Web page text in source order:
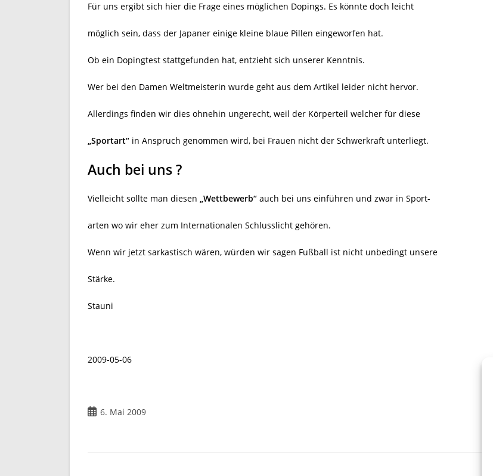
Für uns ergibt sich hier die Frage eines möglichen Dopings. Es könnte doch leicht
möglich sein, dass der Japaner einige kleine blaue Pillen eingeworfen hat.
Ob ein Dopingtest stattgefunden hat, entzieht sich unserer Kenntnis.
Wer bei den Damen Weltmeisterin wurde geht aus dem Artikel leider nicht hervor.
Allerdings finden wir dies ohnehin ungerecht, weil der Körperteil welcher für diese
„Sportart“ in Anspruch genommen wird, bei Frauen nicht der Schwerkraft unterliegt.
Auch bei uns ?
Vielleicht sollte man diesen „Wettbewerb“ auch bei uns einführen und zwar in Sport-
arten wo wir eher zum Internationalen Schlusslicht gehören.
Wenn wir jetzt sarkastisch wären, würden wir sagen Fußball ist nicht unbedingt unsere
Stärke.
Stauni
2009-05-06
Beitrag
6. Mai 2009